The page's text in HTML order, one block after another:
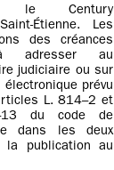
le Century
Étienne. Les
des créances
adresser au
judiciaire ou sur
prévu
L. 814–2 et
du code de
dans les deux
la publication au